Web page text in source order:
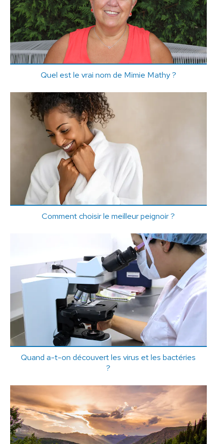
Quel est le vrai nom de Mimie Mathy ?
Comment choisir le meilleur peignoir ?
Quand a-t-on découvert les virus et les bactéries
?